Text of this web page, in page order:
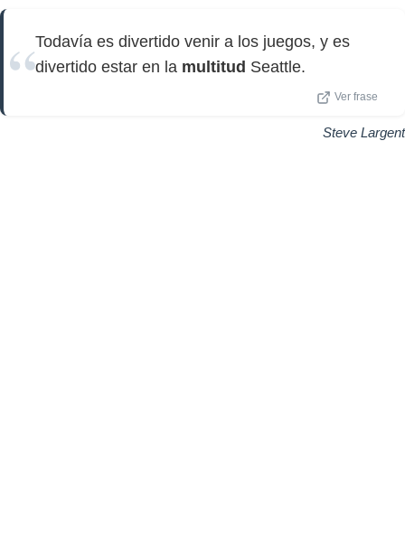
Todavía es divertido venir a los juegos, y es
divertido estar en la multitud Seattle.
Ver frase
Steve Largent